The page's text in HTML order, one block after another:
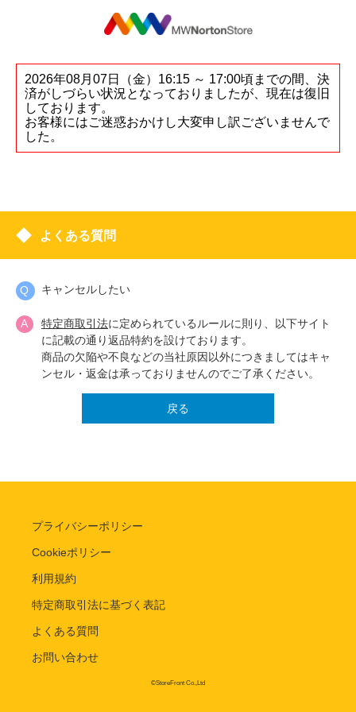
2026年08月07日（金）16:15 ～ 17:00頃までの間、決
済がしづらい状況となっておりましたが、現在は復旧
しております。
お客様にはご迷惑おかけし大変申し訳ございませんで
した。
よくある質問
キャンセルしたい
特定商取引法に定められているルールに則り、以下サイト
に記載の通り返品特約を設けております。
商品の欠陥や不良などの当社原因以外につきましてはキャ
ンセル・返金は承っておりませんのでご了承ください。
戻る
プライバシーポリシー
Cookieポリシー
利用規約
特定商取引法に基づく表記
よくある質問
お問い合わせ
©StoreFront Co.,Ltd